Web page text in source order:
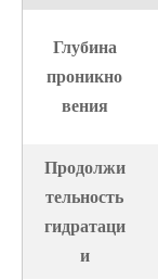
Глубина
проникно
вения
Продолжи
тельность
гидратаци
и